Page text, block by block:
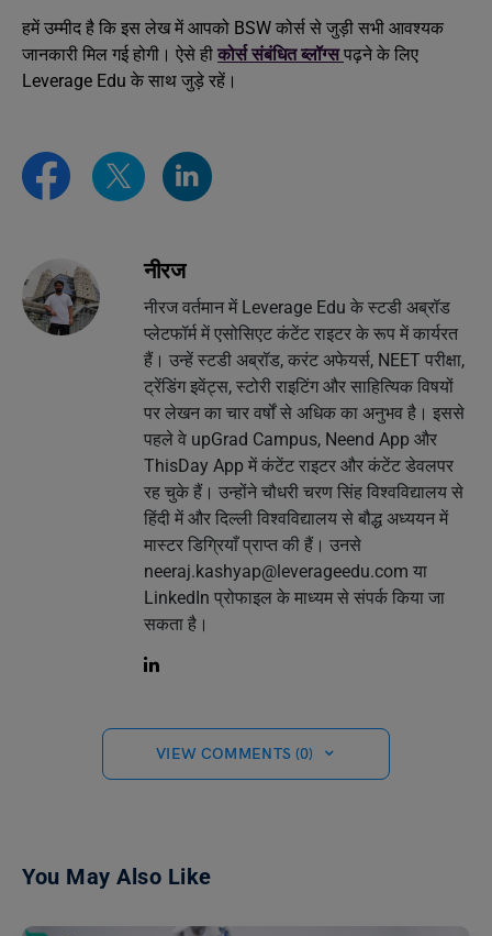
हमें उम्मीद है कि इस लेख में आपको BSW कोर्स से जुड़ी सभी आवश्यक
जानकारी मिल गई होगी। ऐसे ही कोर्स संबंधित ब्लॉग्स पढ़ने के लिए
Leverage Edu के साथ जुड़े रहें।
नीरज
नीरज वर्तमान में Leverage Edu के स्टडी अब्रॉड
प्लेटफॉर्म में एसोसिएट कंटेंट राइटर के रूप में कार्यरत
हैं। उन्हें स्टडी अब्रॉड, करंट अफेयर्स, NEET परीक्षा,
ट्रेंडिंग इवेंट्स, स्टोरी राइटिंग और साहित्यिक विषयों
पर लेखन का चार वर्षों से अधिक का अनुभव है। इससे
पहले वे upGrad Campus, Neend App और
ThisDay App में कंटेंट राइटर और कंटेंट डेवलपर
रह चुके हैं। उन्होंने चौधरी चरण सिंह विश्वविद्यालय से
हिंदी में और दिल्ली विश्वविद्यालय से बौद्ध अध्ययन में
मास्टर डिग्रियाँ प्राप्त की हैं। उनसे
neeraj.kashyap@leverageedu.com या
LinkedIn प्रोफाइल के माध्यम से संपर्क किया जा
सकता है।
VIEW COMMENTS (0)
You May Also Like